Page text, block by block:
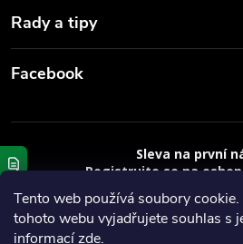
Tento web používá soubory
tohoto webu vyjadřujete souhlas s
informacízde.
Rady a tipy
Facebook
Copyright 2026
Sleva na první
Registrujte se na
sleva 100 Kč* na
Registrace
VRÁCENÍ 14 DNÍ